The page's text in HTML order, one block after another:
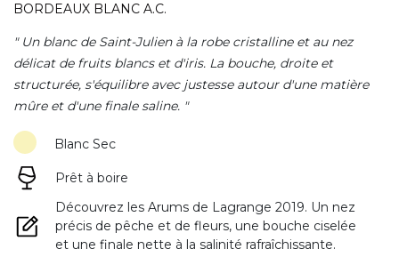
BORDEAUX BLANC A.C.
" Un blanc de Saint-Julien à la robe cristalline et au nez
délicat de fruits blancs et d'iris. La bouche, droite et
structurée, s'équilibre avec justesse autour d'une matière
mûre et d'une finale saline. "
Blanc Sec
Prêt à boire
Découvrez les Arums de Lagrange 2019. Un nez
précis de pêche et de fleurs, une bouche ciselée
et une finale nette à la salinité rafraîchissante.